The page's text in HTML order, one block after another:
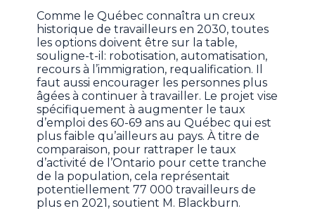
Comme le Québec connaîtra un creux
historique de travailleurs en 2030, toutes
les options doivent être sur la table,
souligne-t-il: robotisation, automatisation,
recours à l’immigration, requalification. Il
faut aussi encourager les personnes plus
âgées à continuer à travailler. Le projet vise
spécifiquement à augmenter le taux
d’emploi des 60-69 ans au Québec qui est
plus faible qu’ailleurs au pays. À titre de
comparaison, pour rattraper le taux
d’activité de l’Ontario pour cette tranche
de la population, cela représentait
potentiellement 77 000 travailleurs de
plus en 2021, soutient M. Blackburn.